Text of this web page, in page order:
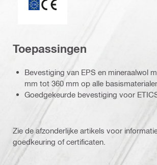
Toepassingen
Bevestiging van EPS en mineraalwol
mm tot 360 mm op alle
Goedgekeurde bevestiging voor
Zie de afzonderlijke artikels voor
goedkeuring of certificaten.